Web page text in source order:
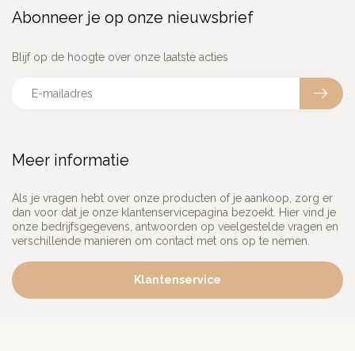
Meer informatie
Als je vragen hebt over onze producten of je aankoop, zorg er
dan voor dat je onze klantenservicepagina bezoekt. Hier vind je
onze bedrijfsgegevens, antwoorden op veelgestelde vragen en
verschillende manieren om contact met ons op te nemen.
Klantenservice
Abonneer je op onze nieuwsbrief
Blijf op de hoogte over onze laatste acties